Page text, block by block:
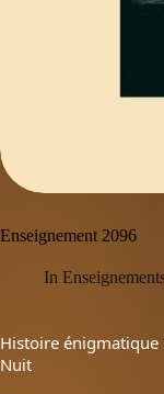
Enseignement 2096
In
Histoire énigmatique
Nuit